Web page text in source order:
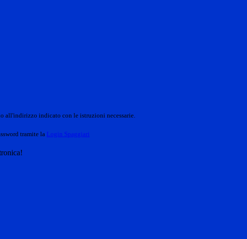
all'indirizzo indicato con le istruzioni necessarie.
tramite la Login Spaggiari